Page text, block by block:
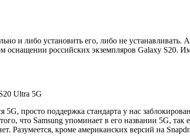
и либо установить его, либо не устанавливать.
оснащении российских экземпляров Galaxy S20.
Ultra 5G
просто поддержка стандарта у нас
что Samsung упоминает в его названии 5G,
Разумеется, кроме американских версий на